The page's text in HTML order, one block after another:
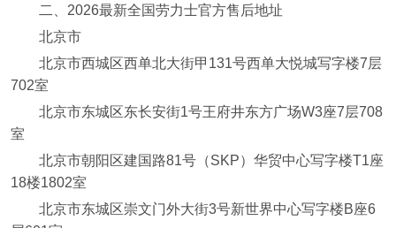
二、2026最新全国劳力士官方售后地址
北京市
北京市西城区西单北大街甲131号西单大悦城写字楼7层
702室
北京市东城区东长安街1号王府井东方广场W3座7层708
室
北京市朝阳区建国路81号（SKP）华贸中心写字楼T1座
18楼1802室
北京市东城区崇文门外大街3号新世界中心写字楼B座6